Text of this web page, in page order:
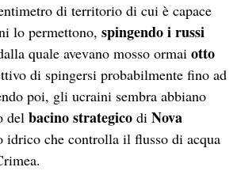
di territorio di cui è capace
lo permettono,spingendo i russi
quale avevano mosso ormai otto
di spingersi probabilmente fino ad
poi, gli ucraini sembra abbiano
delbacino strategico diNova
idrico che controlla il flusso di acqua